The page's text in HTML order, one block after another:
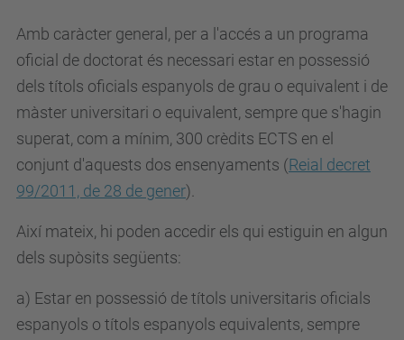
Amb caràcter general, per a l'accés a un programa
oficial de doctorat és necessari estar en possessió
dels títols oficials espanyols de grau o equivalent i de
màster universitari o equivalent, sempre que s'hagin
superat, com a mínim, 300 crèdits ECTS en el
conjunt d'aquests dos ensenyaments (Reial decret
99/2011, de 28 de gener).
Així mateix, hi poden accedir els qui estiguin en algun
dels supòsits següents:
a) Estar en possessió de títols universitaris oficials
espanyols o títols espanyols equivalents, sempre